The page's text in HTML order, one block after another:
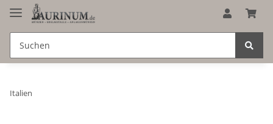
Italien